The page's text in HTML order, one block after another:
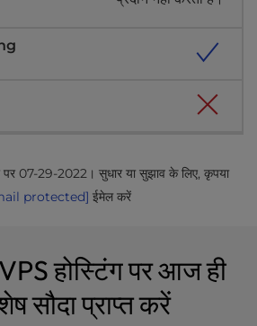
पर 07-29-2022। सुधार या सुझाव के लिए, कृपया
protected] ईमेल करें
होस्टिंग पर आज ही
सौदा प्राप्त करें